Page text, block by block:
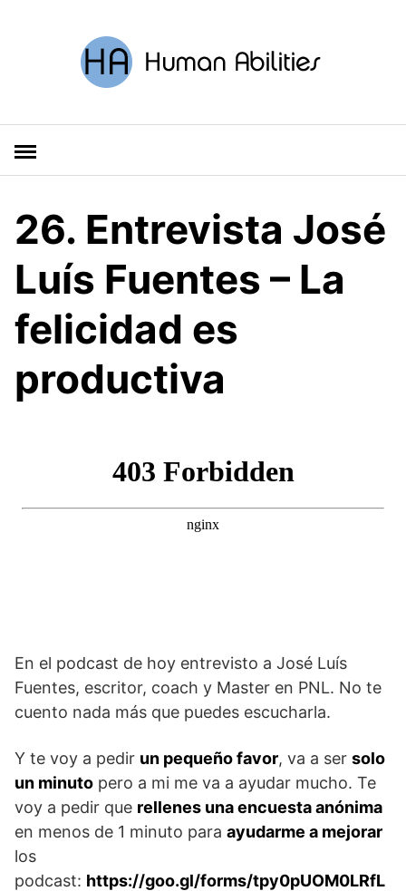
26. Entrevista José
Luís Fuentes – La
felicidad es
productiva
En el podcast de hoy entrevisto a José Luís
Fuentes, escritor, coach y Master en PNL. No te
cuento nada más que puedes escucharla.
Y te voy a pedir un pequeño favor, va a ser solo
un minuto pero a mi me va a ayudar mucho. Te
voy a pedir que rellenes una encuesta anónima
en menos de 1 minuto para ayudarme a mejorar
los
podcast: https://goo.gl/forms/tpy0pUOM0LRfL